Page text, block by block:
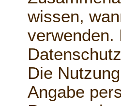
wissen,
verwenden.
Die
Angabe